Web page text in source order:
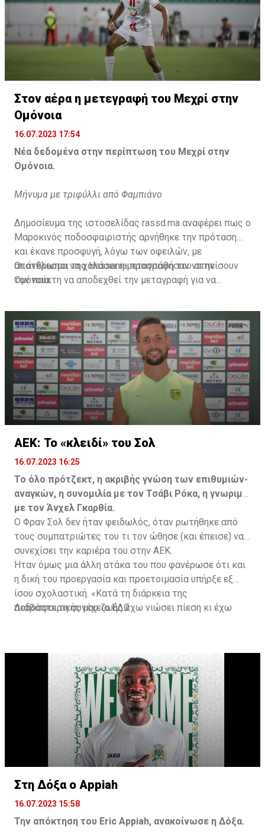
Στον αέρα η μετεγραφή του Μεχρί στην
Ομόνοια
16.07.2023 17:54
Νέα δεδομένα στην περίπτωση του Μεχρί στην
Ομόνοια.
Μήνυμα με τριφύλλι από Φαμπιάνο
Δημοσίευμα της ιστοσελίδας rassd.ma αναφέρει πως ο
Μαροκινός ποδοσφαιριστής αρνήθηκε την πρόταση
και έκανε προσφυγή, λόγω των οφειλών, με
αποτέλεσμα να χαλάσει η μεταγραφή του στην
Ομόνοια.
Οι άνθρωποι της Hassania προσπάθησαν να πείσουν
τον παίκτη να αποδεχθεί την μεταγραφή για να
να λύσει το συμβόλαιό του, ώστε να μετακομίσει
ελεύθερα σε οποιαδήποτε νέα ομάδα το τρέχον
καλοκαίρι.
ΑΕΚ: Το «κλειδί» του Σολ
16.07.2023 16:25
Το όλο πρότζεκτ, η ακριβής γνώση των επιθυμιών-
αναγκών, η συνομιλία με τον Τσάβι Ρόκα, η γνωριμία
με τον Άνχελ Γκαρθία.
Ο Φραν Σολ δεν ήταν φειδωλός, όταν ρωτήθηκε από
τους συμπατριώτες του τι τον ώθησε (και έπεισε) να
συνεχίσει την καριέρα του στην ΑΕΚ.
Ήταν όμως μια άλλη ατάκα του που φανέρωσε ότι και
η δική του προεργασία και προετοιμασία υπήρξε εξ
ίσου σχολαστική. «Κατά τη διάρκεια της
ποδοσφαιρικής μου ζωής έχω νιώσει πίεση κι έχω
Διαβάστε τη συνέχειαΕΔΩ
Στη Δόξα ο Appiah
16.07.2023 15:58
Την απόκτηση του Eric Appiah, ανακοίνωσε η Δόξα.